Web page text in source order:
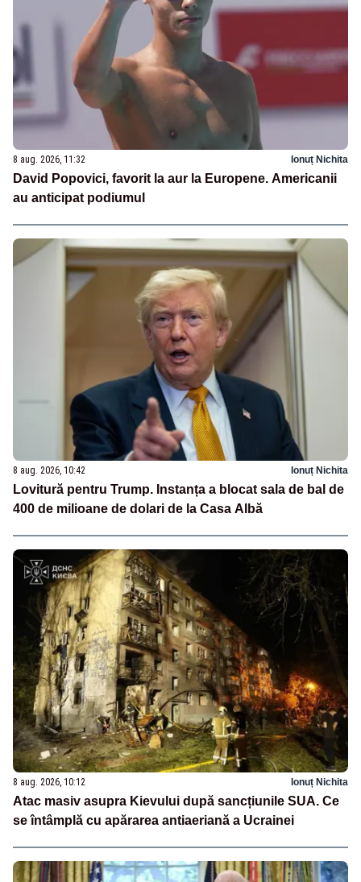
8 aug. 2026, 11:32 Ionuț Nichita
David Popovici, favorit la aur la Europene. Americanii
au anticipat podiumul
8 aug. 2026, 10:42 Ionuț Nichita
Lovitură pentru Trump. Instanța a blocat sala de bal de
400 de milioane de dolari de la Casa Albă
8 aug. 2026, 10:12 Ionuț Nichita
Atac masiv asupra Kievului după sancțiunile SUA. Ce
se întâmplă cu apărarea antiaeriană a Ucrainei